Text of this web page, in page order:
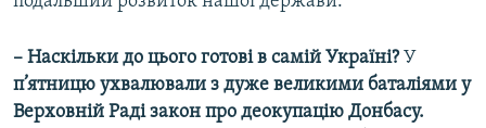
– Наскільки до цього готові в самій Україні?У
п’ятницю ухвалювали з дуже великими баталіями у
Верховній Раді закон про деокупацію Донбасу.